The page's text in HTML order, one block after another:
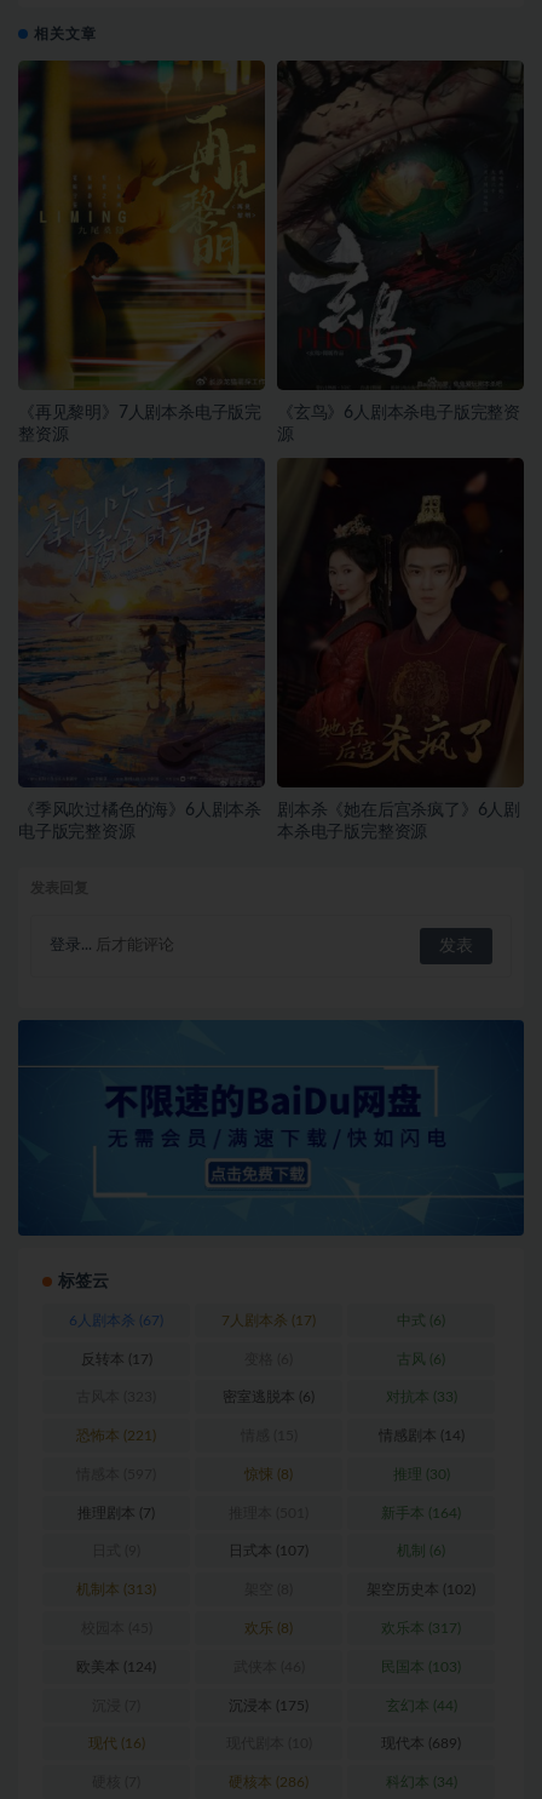
相关文章
《再见黎明》7人剧本杀电子版完
整资源
《玄鸟》6人剧本杀电子版完整资
源
《季风吹过橘色的海》6人剧本杀
电子版完整资源
剧本杀《她在后宫杀疯了》6人剧
本杀电子版完整资源
登录... 后才能评论
标签云
6人剧本杀 (67) 7人剧本杀 (17) 中式 (6)
反转本 (17) 古风 (6)
密室逃脱本 (6) 对抗本 (33)
恐怖本 (221) 情感剧本 (14)
惊悚 (8) 推理 (30)
推理剧本 (7) 新手本 (164)
日式本 (107) 机制 (6)
机制本 (313) 架空历史本 (102)
欢乐 (8) 欢乐本 (317)
欧美本 (124) 民国本 (103)
沉浸本 (175) 玄幻本 (44)
现代 (16) 现代本 (689)
硬核本 (286) 科幻本 (34)